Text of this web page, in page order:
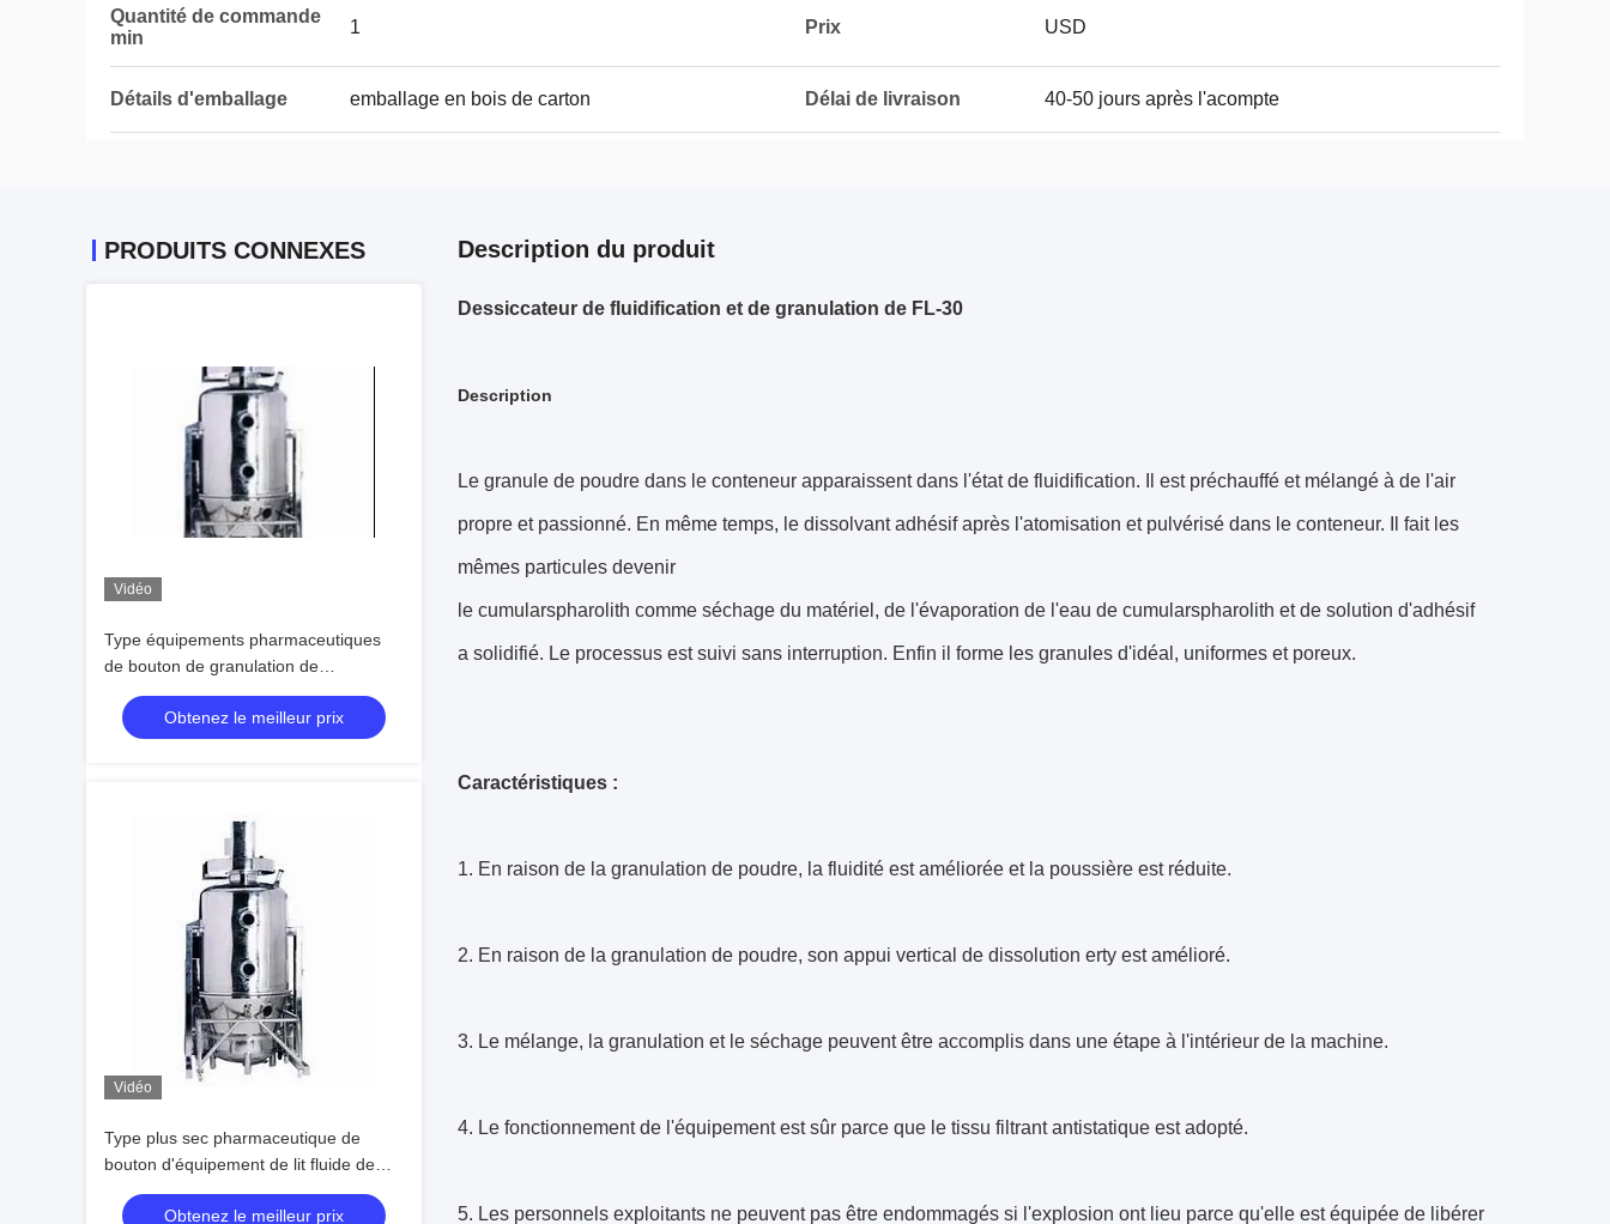
Quantité de commande
min
1 Prix USD
Détails d'emballage emballage en bois de carton Délai de livraison 40-50 jours après l'acompte
PRODUITS CONNEXES
Vidéo
Type équipements pharmaceutiques
de bouton de granulation de
granulatoire plus sec de lit fluide
Obtenez le meilleur prix
Vidéo
Type plus sec pharmaceutique de
bouton d'équipement de lit fluide de
GFG 316SS
Obtenez le meilleur prix
Description du produit
Dessiccateur de fluidification et de granulation de FL-30
Description
Le granule de poudre dans le conteneur apparaissent dans l'état de fluidification. Il est préchauffé et mélangé à de l'air
propre et passionné. En même temps, le dissolvant adhésif après l'atomisation et pulvérisé dans le conteneur. Il fait les
mêmes particules devenir
le cumularspharolith comme séchage du matériel, de l'évaporation de l'eau de cumularspharolith et de solution d'adhésif
a solidifié. Le processus est suivi sans interruption. Enfin il forme les granules d'idéal, uniformes et poreux.
Caractéristiques :
1. En raison de la granulation de poudre, la fluidité est améliorée et la poussière est réduite.
2. En raison de la granulation de poudre, son appui vertical de dissolution erty est amélioré.
3. Le mélange, la granulation et le séchage peuvent être accomplis dans une étape à l'intérieur de la machine.
4. Le fonctionnement de l'équipement est sûr parce que le tissu filtrant antistatique est adopté.
5. Les personnels exploitants ne peuvent pas être endommagés si l'explosion ont lieu parce qu'elle est équipée de libérer